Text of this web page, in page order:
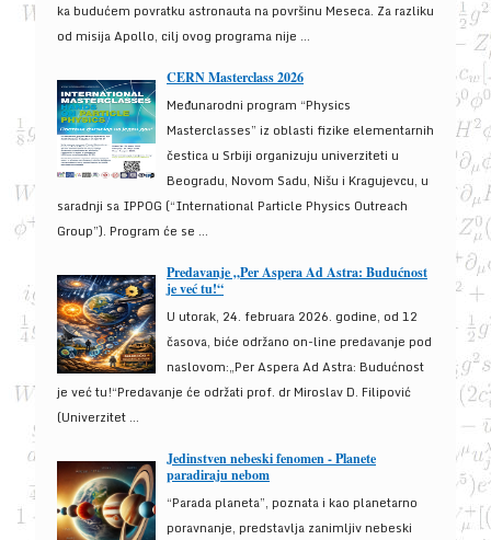
ka budućem povratku astronauta na površinu Meseca. Za razliku
od misija Apollo, cilj ovog programa nije ...
CERN Masterclass 2026
Međunarodni program “Physics
Masterclasses” iz oblasti fizike elementarnih
čestica u Srbiji organizuju univerziteti u
Beogradu, Novom Sadu, Nišu i Kragujevcu, u
saradnji sa IPPOG (“International Particle Physics Outreach
Group”). Program će se ...
Predavanje „Per Aspera Ad Astra: Budućnost
je već tu!“
U utorak, 24. februara 2026. godine, od 12
časova, biće održano on-line predavanje pod
naslovom:„Per Aspera Ad Astra: Budućnost
je već tu!“Predavanje će održati prof. dr Miroslav D. Filipović
(Univerzitet ...
Jedinstven nebeski fenomen - Planete
paradiraju nebom
“Parada planeta”, poznata i kao planetarno
poravnanje, predstavlja zanimljiv nebeski